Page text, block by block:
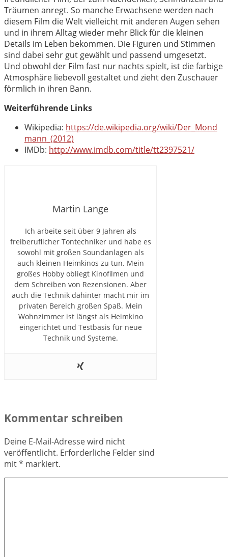
Träumen anregt. So manche Erwachsene werden nach
diesem Film die Welt vielleicht mit anderen Augen sehen
und in ihrem Alltag wieder mehr Blick für die kleinen
Details im Leben bekommen. Die Figuren und Stimmen
sind dabei sehr gut gewählt und passend umgesetzt.
Und obwohl der Film fast nur nachts spielt, ist die farbige
Atmosphäre liebevoll gestaltet und zieht den Zuschauer
förmlich in ihren Bann.
Weiterführende Links
Wikipedia: https://de.wikipedia.org/wiki/Der_Mond
mann_(2012)
IMDb: http://www.imdb.com/title/tt2397521/
Martin Lange
Ich arbeite seit über 9 Jahren als
freiberuflicher Tontechniker und habe es
sowohl mit großen Soundanlagen als
auch kleinen Heimkinos zu tun. Mein
großes Hobby obliegt Kinofilmen und
dem Schreiben von Rezensionen. Aber
auch die Technik dahinter macht mir im
privaten Bereich großen Spaß. Mein
Wohnzimmer ist längst als Heimkino
eingerichtet und Testbasis für neue
Technik und Systeme.
Kommentar schreiben
Deine E-Mail-Adresse wird nicht
veröffentlicht. Erforderliche Felder sind
mit* markiert.